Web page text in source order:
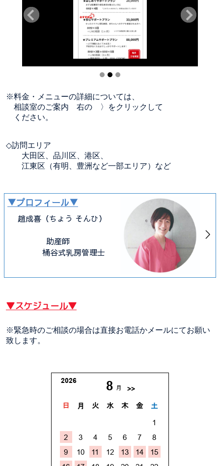
※料金・メニューの詳細については、
相談室のご案内 右の 〉をクリックして
ください。
◇訪問エリア
大田区、品川区、港区、
江東区（有明、豊洲など一部エリア）など
▼プロフィール▼
趙成喜（ちょう そんひ）
助産師
桶谷式乳房管理士
▼スケジュール▼
※緊急時のご相談の場合は直接お電話かメールにてお願い
致します。